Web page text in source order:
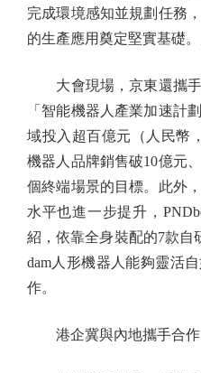
完成環境感知並規劃任務
的生產應用奠定堅實基礎。
大會現場，京東還攜手
「智能機器人產業加速計
域投入超百億元（人民幣
機器人品牌銷售破10億元
個終端場景的目標。此外
水平也進一步提升，
紹，依靠全身裝配的7款自
dam人形機器人能夠靈活
作。
港企冀與內地攜手合作